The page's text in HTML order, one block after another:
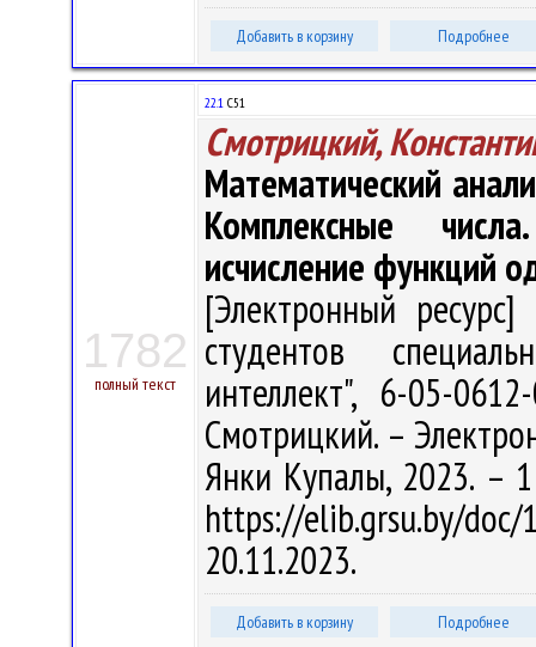
Добавить в корзину Подробнее
1782
полный текст
22.1 С51
Смотрицкий,
Математический
Комплексные
исчисление функций
[Электронный
студентов
интеллект", 6-05-
Смотрицкий. –
Янки Купалы, 2023. –
https://elib.grsu.by/
20.11.2023.
Добавить в корзину Подробнее